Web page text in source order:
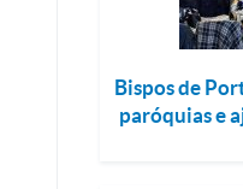
Bispos de
paróquias e